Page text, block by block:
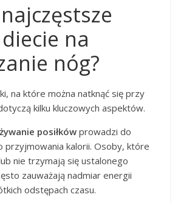
na
nóg?
na które można natknąć się przy
kilku kluczowych aspektów.
posiłków prowadzi do
przyjmowania kalorii. Osoby, które
nie trzymają się ustalonego
zauważają nadmiar energii
odstępach czasu.